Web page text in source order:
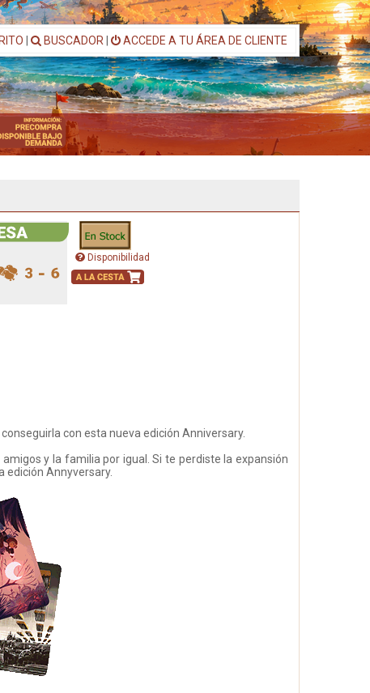
BUSCADOR ACCEDE A TU ÁREA DE CLIENTE
Disponibilidad
con esta nueva edición Anniversary.
y la familia por igual. Si te perdiste la expansión
edición Annyversary.